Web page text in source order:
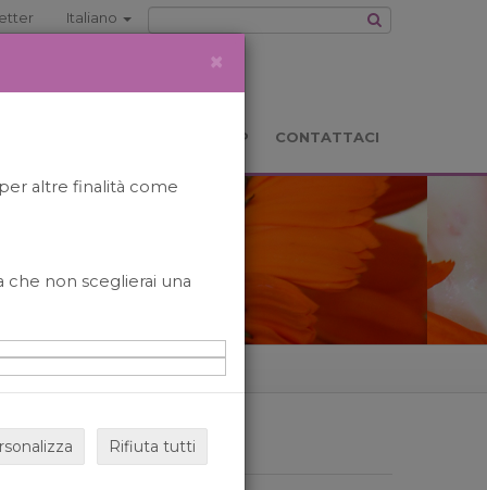
Italiano
BOOKSHOP CONTATTACI
ARCHIVIO
×
altre finalità come
che non sceglierai una
Rifiuta tutti